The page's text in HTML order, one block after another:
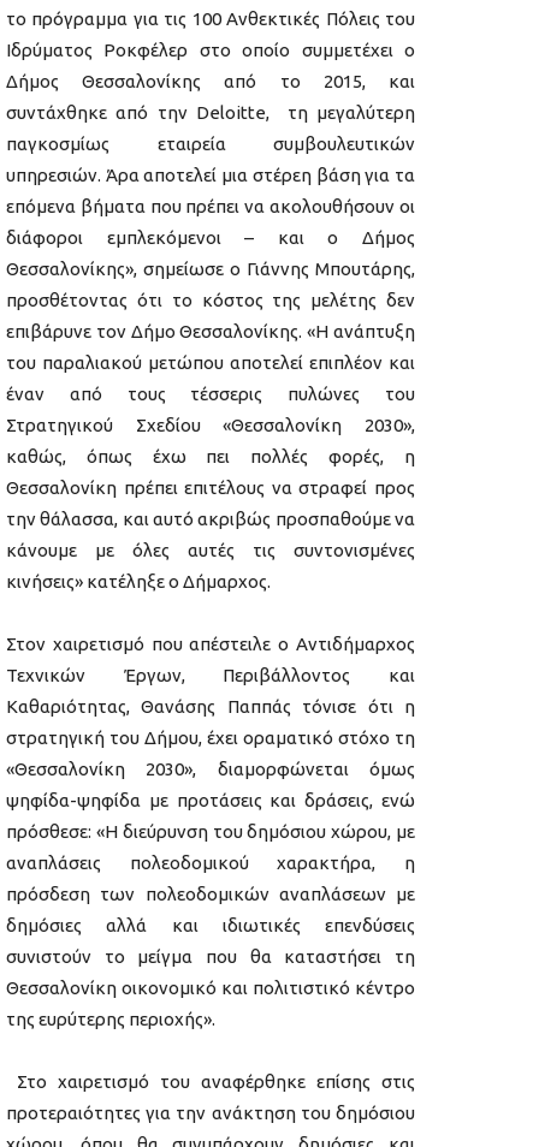
το πρόγραμμα για τις 100 Ανθεκτικές Πόλεις του
Ιδρύματος Ροκφέλερ στο οποίο συμμετέχει ο
Δήμος Θεσσαλονίκης από το 2015, και
συντάχθηκε από την Deloitte, τη μεγαλύτερη
παγκοσμίως εταιρεία συμβουλευτικών
υπηρεσιών. Άρα αποτελεί μια στέρεη βάση για τα
επόμενα βήματα που πρέπει να ακολουθήσουν οι
διάφοροι εμπλεκόμενοι – και ο Δήμος
Θεσσαλονίκης», σημείωσε ο Γιάννης Μπουτάρης,
προσθέτοντας ότι το κόστος της μελέτης δεν
επιβάρυνε τον Δήμο Θεσσαλονίκης. «Η ανάπτυξη
του παραλιακού μετώπου αποτελεί επιπλέον και
έναν από τους τέσσερις πυλώνες του
Στρατηγικού Σχεδίου «Θεσσαλονίκη 2030»,
καθώς, όπως έχω πει πολλές φορές, η
Θεσσαλονίκη πρέπει επιτέλους να στραφεί προς
την θάλασσα, και αυτό ακριβώς προσπαθούμε να
κάνουμε με όλες αυτές τις συντονισμένες
κινήσεις» κατέληξε ο Δήμαρχος.
Στον χαιρετισμό που απέστειλε ο Αντιδήμαρχος
Τεχνικών Έργων, Περιβάλλοντος και
Καθαριότητας, Θανάσης Παππάς τόνισε ότι η
στρατηγική του Δήμου, έχει οραματικό στόχο τη
«Θεσσαλονίκη 2030», διαμορφώνεται όμως
ψηφίδα-ψηφίδα με προτάσεις και δράσεις, ενώ
πρόσθεσε: «Η διεύρυνση του δημόσιου χώρου, με
αναπλάσεις πολεοδομικού χαρακτήρα, η
πρόσδεση των πολεοδομικών αναπλάσεων με
δημόσιες αλλά και ιδιωτικές επενδύσεις
συνιστούν το μείγμα που θα καταστήσει τη
Θεσσαλονίκη οικονομικό και πολιτιστικό κέντρο
της ευρύτερης περιοχής».
Στο χαιρετισμό του αναφέρθηκε επίσης στις
προτεραιότητες για την ανάκτηση του δημόσιου